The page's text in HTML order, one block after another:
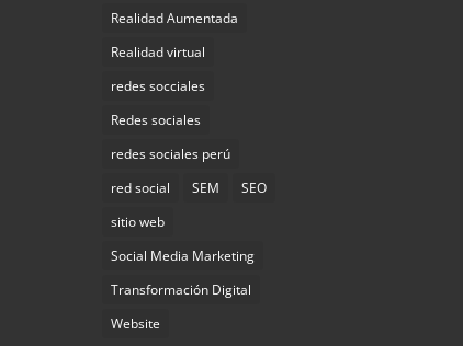
Realidad Aumentada
Realidad virtual
redes socciales
Redes sociales
redes sociales perú
red social
SEM
SEO
sitio web
Social Media Marketing
Transformación Digital
Website